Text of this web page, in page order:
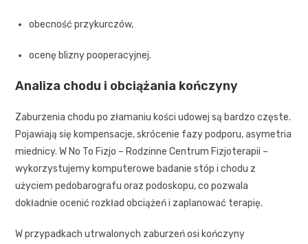
obecność przykurczów,
ocenę blizny pooperacyjnej.
Analiza chodu i obciążania kończyny
Zaburzenia chodu po złamaniu kości udowej są bardzo częste.
Pojawiają się kompensacje, skrócenie fazy podporu, asymetria
miednicy. W No To Fizjo – Rodzinne Centrum Fizjoterapii –
wykorzystujemy komputerowe badanie stóp i chodu z
użyciem pedobarografu oraz podoskopu, co pozwala
dokładnie ocenić rozkład obciążeń i zaplanować terapię.
W przypadkach utrwalonych zaburzeń osi kończyny